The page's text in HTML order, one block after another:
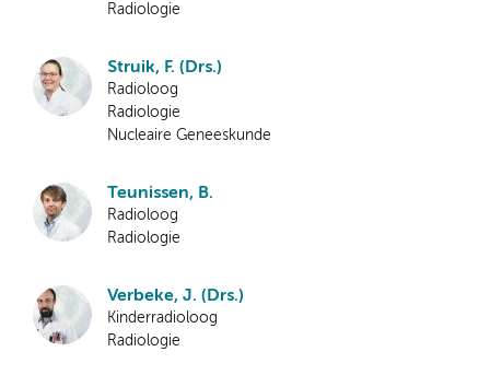
Radiologie
Struik, F. (Drs.)
Radioloog
Radiologie
Nucleaire Geneeskunde
Teunissen, B.
Radioloog
Radiologie
Verbeke, J. (Drs.)
Kinderradioloog
Radiologie